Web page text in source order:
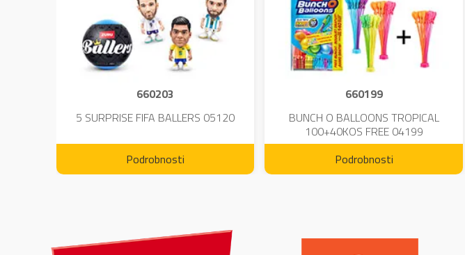
660203
5 SURPRISE FIFA BALLERS 05120
Podrobnosti
660199
BUNCH O BALLOONS TROPICAL
100+40KOS FREE 04199
Podrobnosti